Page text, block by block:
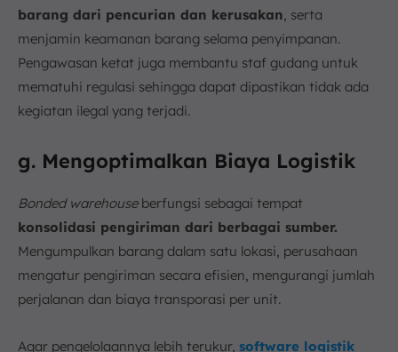
barang dari pencurian dan kerusakan , serta
menjamin keamanan barang selama penyimpanan.
Pengawasan ketat juga membantu staf gudang untuk
mematuhi regulasi sehingga dapat dipastikan tidak ada
kegiatan ilegal yang terjadi.
g. Mengoptimalkan Biaya Logistik
Bonded warehouse berfungsi sebagai tempat
konsolidasi pengiriman dari berbagai sumber.
Mengumpulkan barang dalam satu lokasi, perusahaan
mengatur pengiriman secara efisien, mengurangi jumlah
perjalanan dan biaya transporasi per unit.
Agar pengelolaannya lebih terukur, software logistik